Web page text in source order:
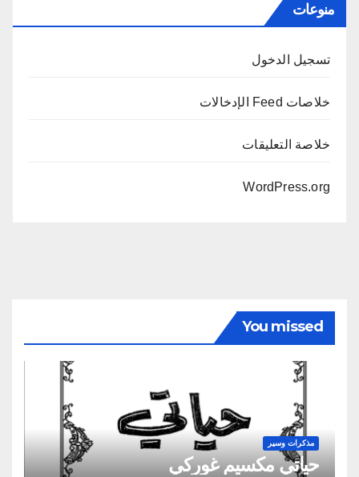
منوعات
تسجيل الدخول
خلاصات Feed الإدخالات
خلاصة التعليقات
WordPress.org
You missed
مذكرات وسير
حياتي مكسيم غوركي